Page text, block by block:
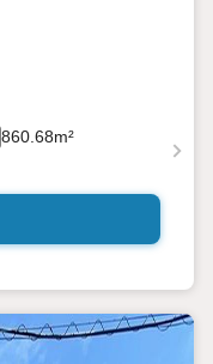
860.68m²